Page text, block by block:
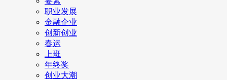
职业发展
金融企业
创新创业
春运
上班
年终奖
创业大潮